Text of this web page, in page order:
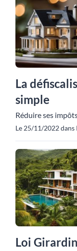
La
simple
Réduire ses
Le 25/11/2022 dans
Loi Girardin